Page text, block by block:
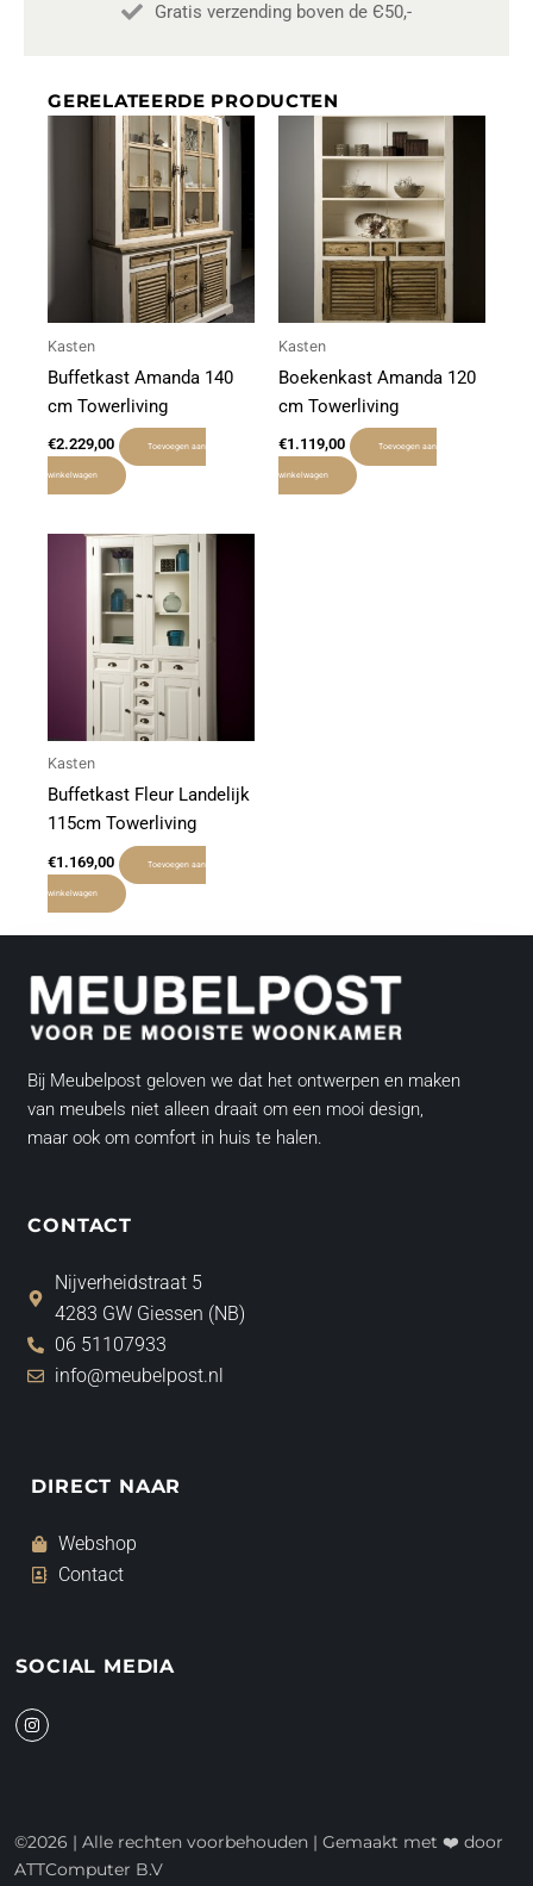
Gratis verzending boven de Є50,-
GERELATEERDE PRODUCTEN
Kasten
Buffetkast Amanda 140
cm Towerliving
€2.229,00 Toevoegen aan
winkelwagen
Kasten
Boekenkast Amanda 120
cm Towerliving
€1.119,00 Toevoegen aan
winkelwagen
Kasten
Buffetkast Fleur Landelijk
115cm Towerliving
€1.169,00 Toevoegen aan
winkelwagen
Bij Meubelpost geloven we dat het ontwerpen en maken
van meubels niet alleen draait om een mooi design,
maar ook om comfort in huis te halen.
CONTACT
Nijverheidstraat 5
4283 GW Giessen (NB)
06 51107933
info@meubelpost.nl
DIRECT NAAR
Webshop
Contact
SOCIAL MEDIA
I
n
s
a
m
©2026 | Alle rechten voorbehouden | Gemaakt met ❤️ door
ATTComputer B.V